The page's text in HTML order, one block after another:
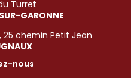
Turret
GARONNE
25 chemin Petit Jean
nous